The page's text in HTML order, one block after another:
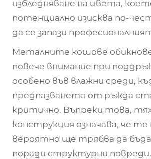
избледняване на цвета,
потенциално изисква по-
да се запази
Металните кошове
повече внимание при
особено във влажни среди,
предпазването от ръжда
критично. Въпреки това,
конструкция означава, че те
вероятно ще трябва да
поради структурни